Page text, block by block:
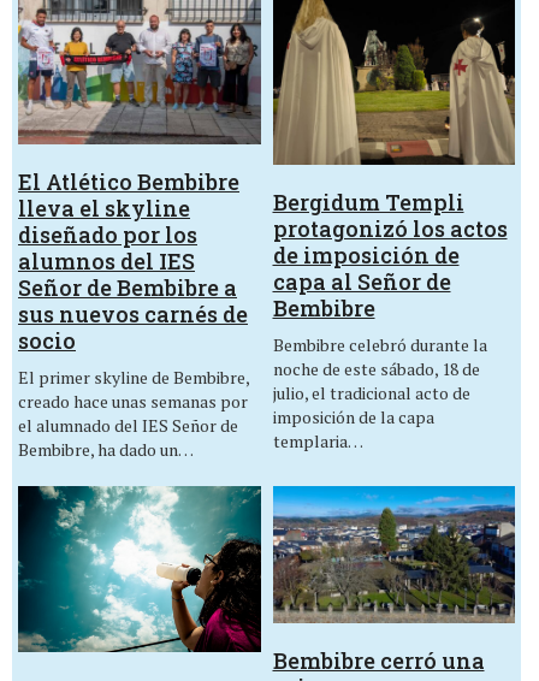
El Atlético Bembibre
lleva el skyline
diseñado por los
alumnos del IES
Señor de Bembibre a
sus nuevos carnés de
socio
El primer skyline de Bembibre,
creado hace unas semanas por
el alumnado del IES Señor de
Bembibre, ha dado un…
Bergidum Templi
protagonizó los actos
de imposición de
capa al Señor de
Bembibre
Bembibre celebró durante la
noche de este sábado, 18 de
julio, el tradicional acto de
imposición de la capa
templaria…
Bembibre cerró una